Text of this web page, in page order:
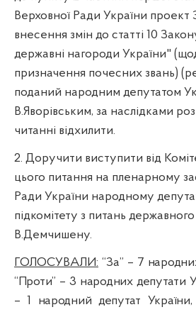
Верховної Ради України проект
внесення змін до статті 10
державні нагороди України"
призначення почесних звань)
поданий народним депутатом
В.Яворівським, за наслідками
читанні відхилити.
2. Доручити виступити від
цього питання на пленарному
Ради України народному
підкомітету з питань
В.Демчишену.
ГОЛОСУВАЛИ: “За” – 7
“Проти” – 3 народних депутати
– 1 народний депутат